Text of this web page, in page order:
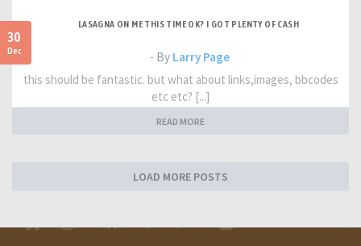
30
Dec
LASAGNA ON ME THIS TIME OK? I GOT PLENTY OF CASH
- By Larry Page
this should be fantastic. but what about links,images, bbcodes
etc etc? [...]
READ MORE
LOAD MORE POSTS